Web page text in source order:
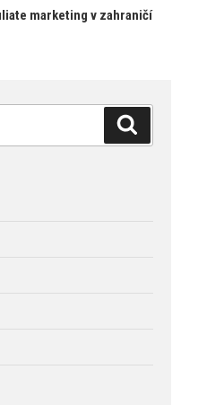
marketing v zahraničí